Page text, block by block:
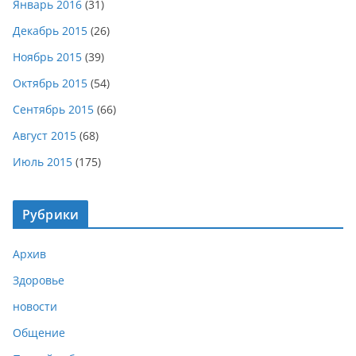
Январь 2016 (31)
Декабрь 2015 (26)
Ноябрь 2015 (39)
Октябрь 2015 (54)
Сентябрь 2015 (66)
Август 2015 (68)
Июль 2015 (175)
Рубрики
Архив
Здоровье
новости
Общение